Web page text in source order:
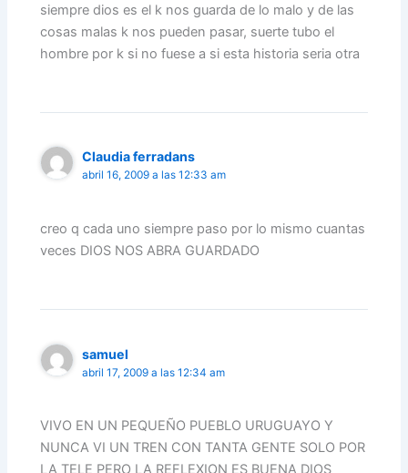
siempre dios es el k nos guarda de lo malo y de las
cosas malas k nos pueden pasar, suerte tubo el
hombre por k si no fuese a si esta historia seria otra
Claudia ferradans
abril 16, 2009 a las 12:33 am
creo q cada uno siempre paso por lo mismo cuantas
veces DIOS NOS ABRA GUARDADO
samuel
abril 17, 2009 a las 12:34 am
VIVO EN UN PEQUEÑO PUEBLO URUGUAYO Y
NUNCA VI UN TREN CON TANTA GENTE SOLO POR
LA TELE PERO LA REFLEXION ES BUENA DIOS